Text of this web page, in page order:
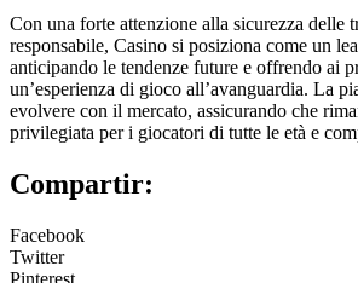
Con una forte attenzione alla sicurezza delle
responsabile, Casino si posiziona come un
anticipando le tendenze future e offrendo ai
un’esperienza di gioco all’avanguardia. La
evolvere con il mercato, assicurando che
privilegiata per i giocatori di tutte le età e
Compartir:
Facebook
Twitter
Pinterest